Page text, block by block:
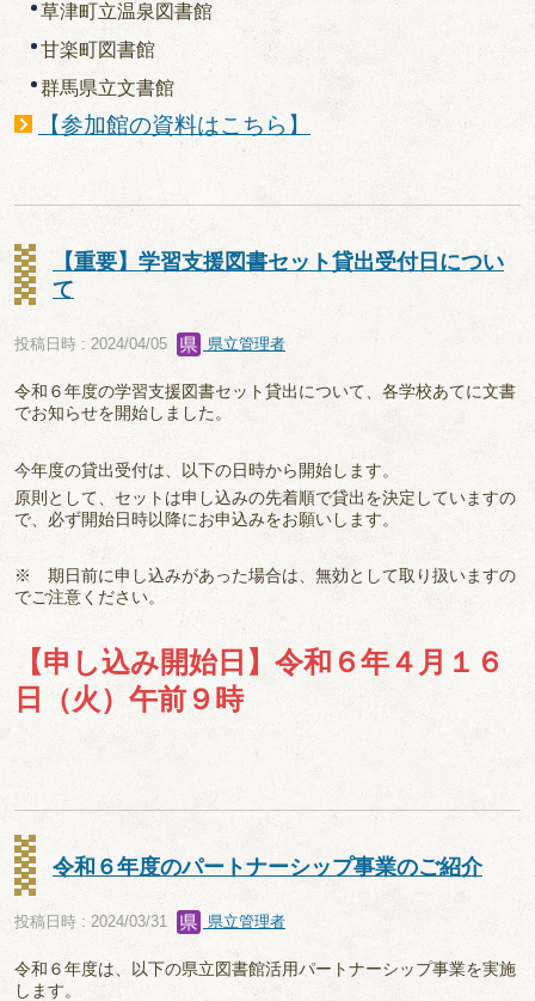
草津町立温泉図書館
甘楽町図書館
群馬県立文書館
【参加館の資料はこちら】
【重要】学習支援図書セット貸出受付日につい
て
投稿日時 : 2024/04/05 県立管理者
令和６年度の学習支援図書セット貸出について、各学校あてに文書
でお知らせを開始しました。
今年度の貸出受付は、以下の日時から開始します。
原則として、セットは申し込みの先着順で貸出を決定していますの
で、必ず開始日時以降にお申込みをお願いします。
※ 期日前に申し込みがあった場合は、無効として取り扱いますの
でご注意ください。
【申し込み開始日】令和６年４月１６
日（火）午前９時
令和６年度のパートナーシップ事業のご紹介
投稿日時 : 2024/03/31 県立管理者
令和６年度は、以下の県立図書館活用パートナーシップ事業を実施
します。